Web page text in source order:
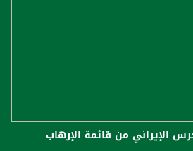
الإيراني من قائمة الإرهاب